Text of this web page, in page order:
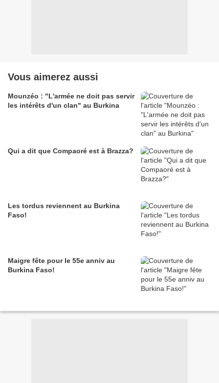
Vous aimerez aussi
Mounzéo : "L'armée ne doit pas servir
les intérêts d'un clan" au Burkina
Qui a dit que Compaoré est à Brazza?
Les tordus reviennent au Burkina
Faso!
Maigre fête pour le 55e anniv au
Burkina Faso!